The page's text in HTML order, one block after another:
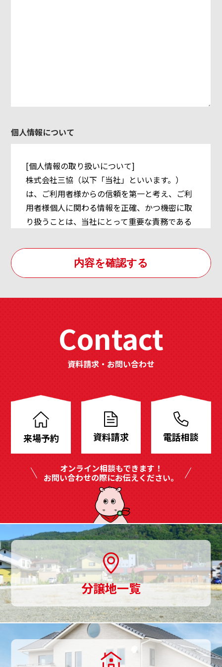
個人情報について
[個人情報の取り扱いについて]
株式会社三協（以下「当社」といいます。）
は、ご利用者様からの信頼を第一と考え、ご利
用者様個人に関わる情報を正確、かつ機密に取
り扱うことは、当社にとって重要な責務である
個人情報に関する「個人情報保護方針」を制定
し、個人情報の取り扱い方法について、全社員
及び関連会社への徹底を実践してまいります。
の取り扱いを実施致します。[個人情報の取得]
当社は個人情報を適法かつ公正な手段により収
集致します。ご利用者様に個人情報の提供をお
で、その目的の達成に必要な限度において、個
人情報を収集致します。[個人情報の利用および
共同利用]
当社がお預かりした個人情報は、個人情報を頂
いた方に承諾を得た範囲内で、また収集目的に
沿った範囲内で利用致します。利用目的につい
ては、以下の「利用目的の範囲」の内、当社の
正当な事業の範囲内でその目的の達成に必要な
事項を利用目的と致します。[利用目的の範囲に
ついて]
・ 業務上のご連絡をする場合
・ 当社が取り扱う商品及びサービスに関する
ご案内をする場合
・ ご利用者様からのお問い合せまたはご依頼
等への対応をさせて頂く場合
・ その他、ご利用者様に事前にお知らせし、
ご同意を頂いた目的の場合[上記目的以外の利用
について]
上記以外の目的で、ご利用者様の個人情報を利
Contact
資料請求・お問い合わせ
譲
ご
用
意、
土
地
探
し
来場予約 資料請求 電話相談
オンライン相談もできます！
お問い合わせの際にお伝えください。
分譲地一覧